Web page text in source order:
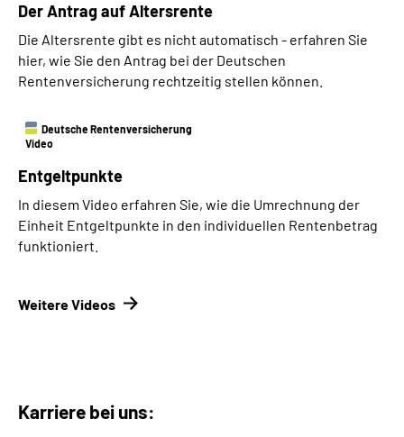
Der Antrag auf Altersrente
Die Altersrente gibt es nicht automatisch - erfahren Sie
hier, wie Sie den Antrag bei der Deutschen
Rentenversicherung rechtzeitig stellen können.
Deutsche Rentenversicherung
Video
Entgeltpunkte
In diesem Video erfahren Sie, wie die Umrechnung der
Einheit Entgeltpunkte in den individuellen Rentenbetrag
funktioniert.
Weitere Videos
Karriere bei uns: